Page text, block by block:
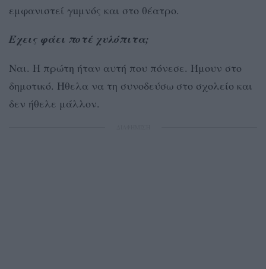
εμφανιστεί γuμνός και στο θέατρο.
Έχεις φάει ποτέ χυλόπιτα;
Ναι. Η πρώτη ήταν αυτή που πόνεσε. Ήμουν στο
δημοτικό. Ήθελα να τη συνοδεύσω στο σχολείο και
δεν ήθελε μάλλον.